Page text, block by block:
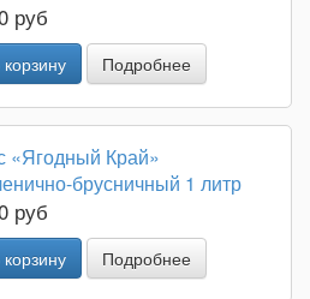
руб
Подробнее
«Ягодный Край»
брусничный 1 литр
руб
Подробнее